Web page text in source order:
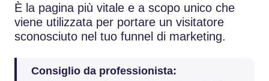
È la pagina più vitale e a scopo unico che
viene utilizzata per portare un visitatore
sconosciuto nel tuo funnel di marketing.
Consiglio da professionista: